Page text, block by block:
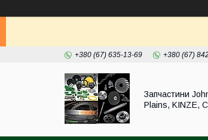
+380 (67) 635-13-69 +380 (67)
Запчастини
Plains, KINZE,